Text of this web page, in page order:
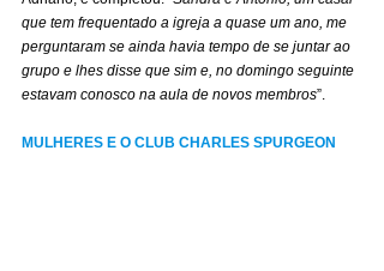
que tem frequentado a igreja a quase um ano, me
perguntaram se ainda havia tempo de se juntar ao
grupo e lhes disse que sim e, no domingo seguinte
estavam conosco na aula de novos membros”.
MULHERES E O CLUB CHARLES SPURGEON